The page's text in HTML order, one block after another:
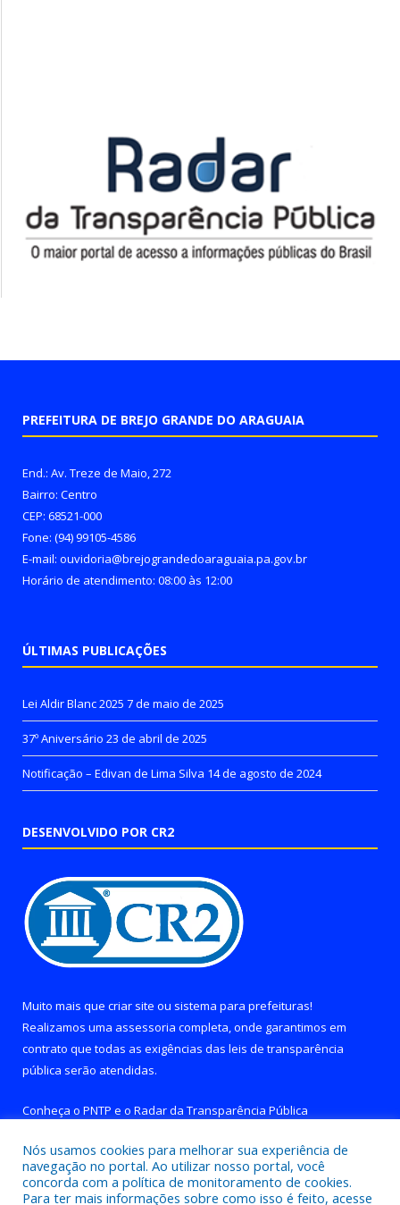
PREFEITURA DE BREJO GRANDE DO ARAGUAIA
End.: Av. Treze de Maio, 272
Bairro: Centro
CEP: 68521-000
Fone: (94) 99105-4586
E-mail: ouvidoria@brejograndedoaraguaia.pa.gov.br
Horário de atendimento: 08:00 às 12:00
ÚLTIMAS PUBLICAÇÕES
Lei Aldir Blanc 2025 7 de maio de 2025
37º Aniversário 23 de abril de 2025
Notificação – Edivan de Lima Silva 14 de agosto de 2024
DESENVOLVIDO POR CR2
Muito mais que criar site ou sistema para prefeituras!
Realizamos uma assessoria completa, onde garantimos em
contrato que todas as exigências das leis de transparência
pública serão atendidas.
Conheça o PNTP e o Radar da Transparência Pública
Nós usamos cookies para melhorar sua experiência de
navegação no portal. Ao utilizar nosso portal, você
concorda com a política de monitoramento de cookies.
Para ter mais informações sobre como isso é feito, acesse